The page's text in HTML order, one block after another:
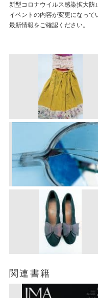
新型コロナウイルス感染拡大
イベントの内容が変更になっ
最新情報をご確認ください。
関連書籍